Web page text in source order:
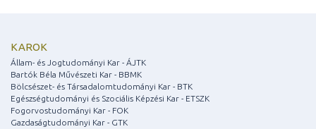
KAROK
Állam- és Jogtudományi Kar - ÁJTK
Bartók Béla Művészeti Kar - BBMK
Bölcsészet- és Társadalomtudományi Kar - BTK
Egészségtudományi és Szociális Képzési Kar - ETSZK
Fogorvostudományi Kar - FOK
Gazdaságtudományi Kar - GTK